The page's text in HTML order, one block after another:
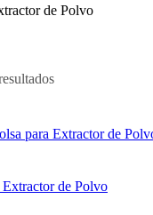
de Polvo
Extractor de Polvo